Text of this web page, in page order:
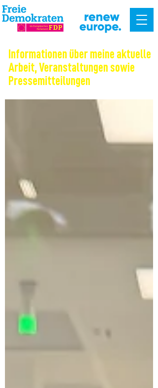
Informationen über meine aktuelle
Arbeit, Veranstaltungen sowie
Pressemitteilungen